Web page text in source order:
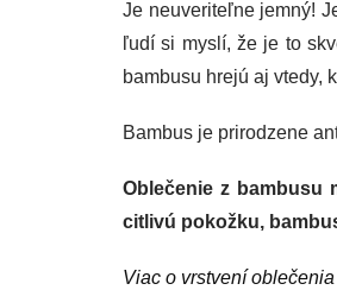
Je neuveriteľne jemný!
ľudí si myslí, že je to
bambusu hrejú aj vtedy,
Bambus je prirodzene
Oblečenie z bambusu
citlivú pokožku,
Viac o vrstvení